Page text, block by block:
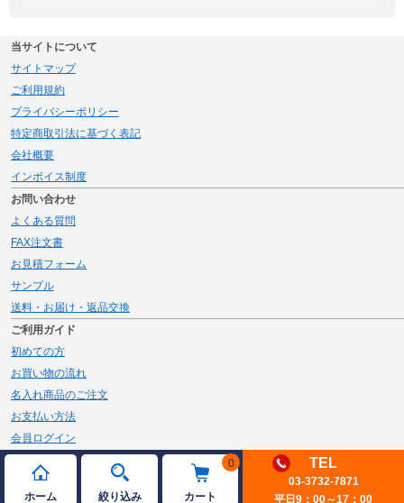
ホーム 絞り込み
0
カート
TEL
03-3732-7871
平日9：00～17：00
当サイトについて
サイトマップ
ご利用規約
プライバシーポリシー
特定商取引法に基づく表記
会社概要
インボイス制度
お問い合わせ
よくある質問
FAX注文書
お見積フォーム
サンプル
送料・お届け・返品交換
ご利用ガイド
初めての方
お買い物の流れ
名入れ商品のご注文
お支払い方法
会員ログイン
メルマガ登録
新規会員登録